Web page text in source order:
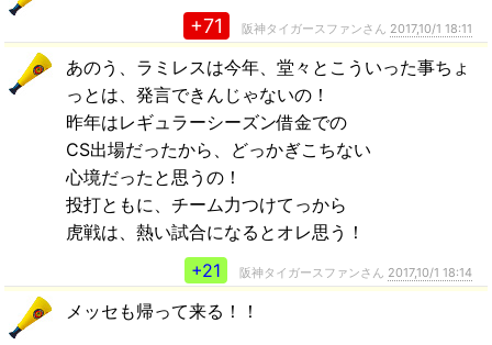
+71 阪神タイガースファンさん 2017,10/1 18:11
あのう、ラミレスは今年、堂々とこういった事ちょ
っとは、発言できんじゃないの！
昨年はレギュラーシーズン借金での
CS出場だったから、どっかぎこちない
心境だったと思うの！
投打ともに、チーム力つけてっから
虎戦は、熱い試合になるとオレ思う！
+21
阪神タイガースファンさん 2017,10/1 18:14
メッセも帰って来る！！